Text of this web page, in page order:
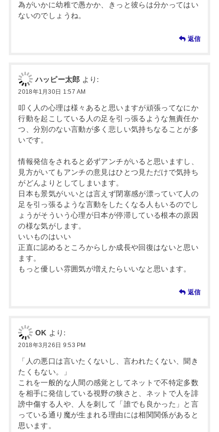
為がいかに幼稚で愚かか、きっと彼らは分かってはい
ないのでしょうね。
返信
ハッピー太郎 より:
2018年1月30日 1:57 AM
叩く人の心理は様々あると思いますが頑張ってなにか
行動を起こしている人の足を引っ張るような無責任か
つ、分別のない言動が多く悲しい気持ちなることが多
いです。
情報発信をされると必ずアンチがいると思いますし、
見方がいてもアンチの意見はひとつ見ただけで気持ち
がどんよりとしてしまいます。
日本も景気がいいとは言えず閉塞感が漂っていて人の
足を引っ張るような言動をしたくなる人もいるのでし
ょうがそういう心理が日本が停滞している根本の原因
の様な気がします。
いいものはいい
正直に認めるところからしか成長や回復はないと思い
ます。
もっと優しい雰囲気が増えたらいいなと思います。
返信
OK より:
2018年3月26日 9:53 PM
「人の悪口は言いたくないし、言われたくない、聞き
たくもない。」
これを一般的な人間の感覚としてネットで不特定多数
を相手に発信している視野の狭さと、ネットで人を誹
謗中傷する人や、人を刺して「誰でも良かった」と言
っている通り魔が生まれる理由には相関関係があると
思います。